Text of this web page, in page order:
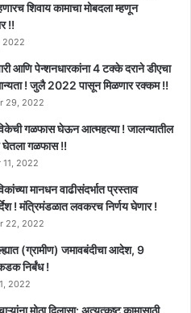
शिवाय कामाचा मोबदला म्हणून
!!
2022
आणि पेन्शनधारकांना 4 टक्के दराने डीएचा
! जुलै 2022 पासून मिळणार रक्कम !!
29, 2022
गळफास घेऊन आत्महत्या ! जालन्यातील
गळफास !!
11, 2022
मानधन वाढीसंदर्भात प्रस्ताव
! मंत्रिमंडळात लवकरच निर्णय घेणार !
22, 2022
(ग्रामीण) जमावबंदीचा आदेश, 9
निर्बंध !
2022